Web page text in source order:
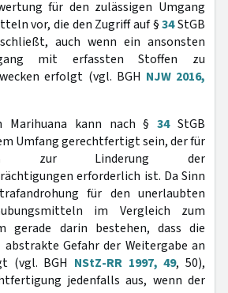
für den zulässigen Umgang
vor, die den Zugriff auf §34StGB
auch wenn ein ansonsten
mit erfassten Stoffen zu
erfolgt (vgl. BGH NJW 2016,
Marihuana kann nach §34StGB
Umfang gerechtfertigt sein, der für
zur Linderung der
erforderlich ist. Da Sinn
für den unerlaubten
im Vergleich zum
gerade darin bestehen, dass die
Gefahr der Weitergabe an
(vgl. BGH NStZ-RR 1997, 49, 50),
jedenfalls aus, wenn der